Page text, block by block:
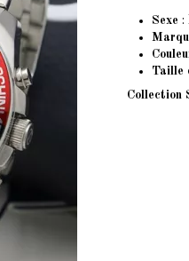
Sexe :
Taille
Collection